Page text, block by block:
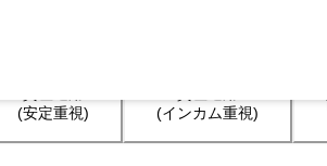
(安定重視)
(インカム重視)